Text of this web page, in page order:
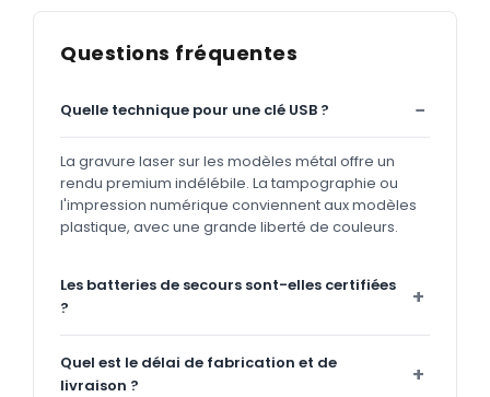
Questions fréquentes
Quelle technique pour une clé USB ?
La gravure laser sur les modèles métal offre un
rendu premium indélébile. La tampographie ou
l'impression numérique conviennent aux modèles
plastique, avec une grande liberté de couleurs.
Les batteries de secours sont-elles certifiées
?
Quel est le délai de fabrication et de
livraison ?